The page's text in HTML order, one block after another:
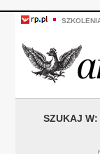
SZUKAJ W: